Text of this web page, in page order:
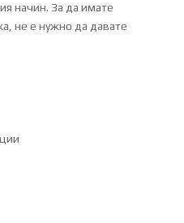
начин. За да имате
не е нужно да давате